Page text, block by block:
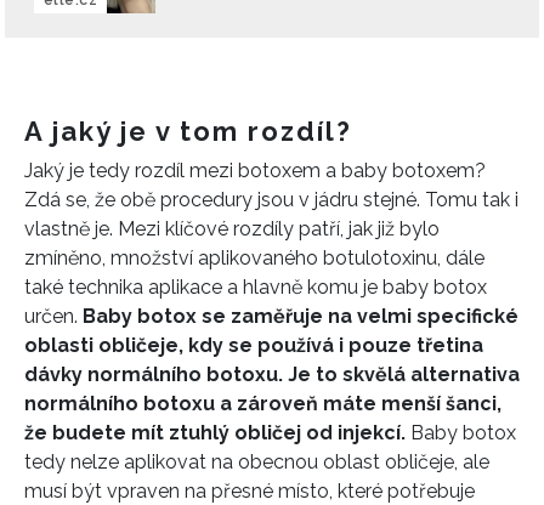
A jaký je v tom rozdíl?
Jaký je tedy rozdíl mezi botoxem a baby botoxem?
Zdá se, že obě procedury jsou v jádru stejné. Tomu tak i
vlastně je. Mezi klíčové rozdíly patří, jak již bylo
zmíněno, množství aplikovaného botulotoxinu, dále
také technika aplikace a hlavně komu je baby botox
určen. Baby botox se zaměřuje na velmi specifické
oblasti obličeje, kdy se používá i pouze třetina
dávky normálního botoxu. Je to skvělá alternativa
normálního botoxu a zároveň máte menší šanci,
že budete mít ztuhlý obličej od injekcí. Baby botox
tedy nelze aplikovat na obecnou oblast obličeje, ale
musí být vpraven na přesné místo, které potřebuje